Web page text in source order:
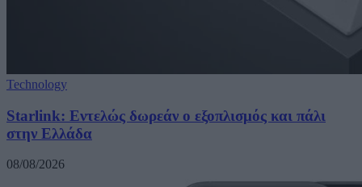
Technology
Starlink: Εντελώς δωρεάν ο εξοπλισμός και πάλι
στην Ελλάδα
08/08/2026